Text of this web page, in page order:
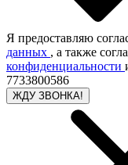
Я предоставляю
данных , а также
конфиденциальности
7733800586
ЖДУ ЗВОНКА!